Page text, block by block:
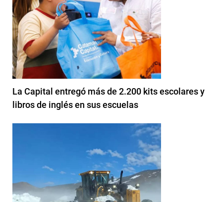
La Capital entregó más de 2.200 kits escolares y
libros de inglés en sus escuelas